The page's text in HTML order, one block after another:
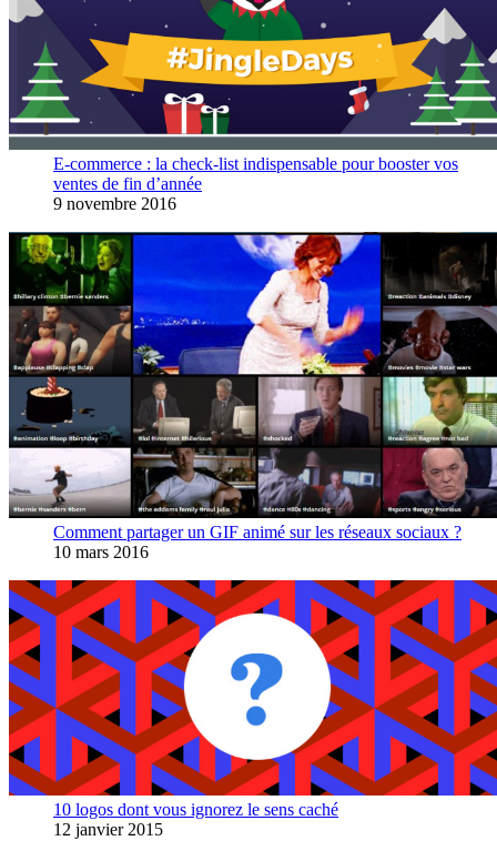
E-commerce : la check-list indispensable pour booster vos
ventes de fin d’année
9 novembre 2016
Comment partager un GIF animé sur les réseaux sociaux ?
10 mars 2016
10 logos dont vous ignorez le sens caché
12 janvier 2015